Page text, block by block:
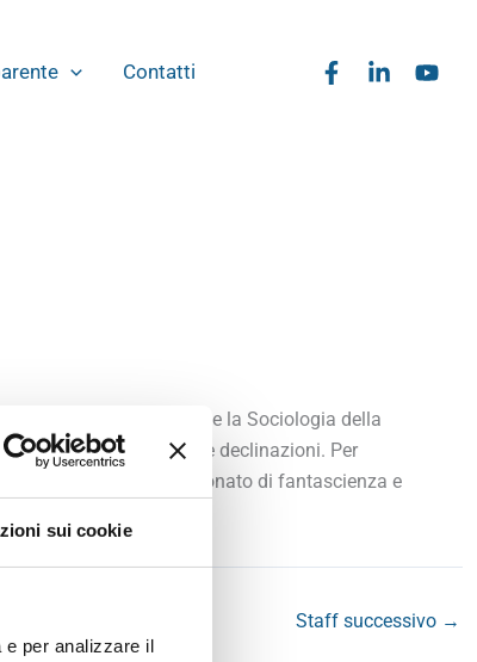
sui cookie
e per analizzare il
Contatti
della Ricerca Sociale e la Sociologia della
nelle sue diverse declinazioni. Per
d’azzardo. Appassionato di fantascienza e
Staff successivo →